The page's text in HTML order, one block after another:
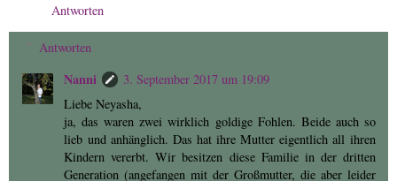
Antworten
Antworten
Nanni
3. September 2017 um 19:09
Liebe Neyasha,
ja, das waren zwei wirklich goldige Fohlen. Beide auch so
lieb und anhänglich. Das hat ihre Mutter eigentlich all ihren
Kindern vererbt. Wir besitzen diese Familie in der dritten
Generation (angefangen mit der Großmutter, die aber leider